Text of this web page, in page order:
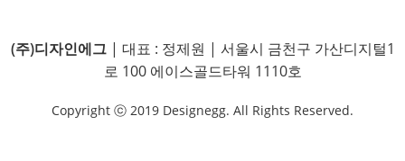
(주)디자인에그| 대표 : 정제원 | 서울시 금천구 가산디지털1
로 100 에이스골드타워 1110호
Copyright ⓒ 2019 Designegg. All Rights Reserved.